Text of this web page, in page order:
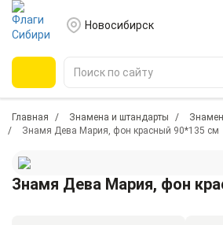
Новосибирск
Главная Знамена и штандарты
Знамя Дева Мария, фон красный 90*135 см
Знамя Дева Мария, фон